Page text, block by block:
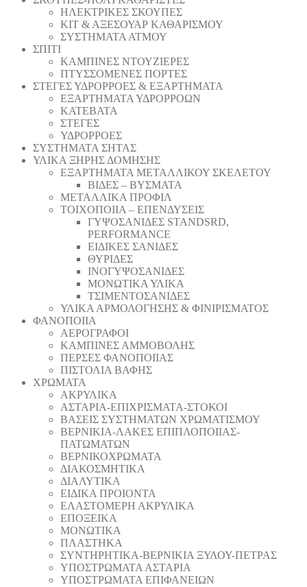
ΗΛΕΚΤΡΙΚΕΣ ΣΚΟΥΠΕΣ
ΚΙΤ & ΑΞΕΣΟΥΑΡ ΚΑΘΑΡΙΣΜΟΥ
ΣΥΣΤΗΜΑΤΑ ΑΤΜΟΥ
ΣΠΙΤΙ
ΚΑΜΠΙΝΕΣ ΝΤΟΥΖΙΕΡΕΣ
ΠΤΥΣΣΟΜΕΝΕΣ ΠΟΡΤΕΣ
ΣΤΕΓΕΣ ΥΔΡΟΡΡΟΕΣ & ΕΞΑΡΤΗΜΑΤΑ
ΕΞΑΡΤΗΜΑΤΑ ΥΔΡΟΡΡΟΩΝ
ΚΑΤΕΒΑΤΑ
ΣΤΕΓΕΣ
ΥΔΡΟΡΡΟΕΣ
ΣΥΣΤΗΜΑΤΑ ΣΗΤΑΣ
ΥΛΙΚΑ ΞΗΡΗΣ ΔΟΜΗΣΗΣ
ΕΞΑΡΤΗΜΑΤΑ ΜΕΤΑΛΛΙΚΟΥ ΣΚΕΛΕΤΟΥ
ΒΙΔΕΣ – ΒΥΣΜΑΤΑ
ΜΕΤΑΛΛΙΚΑ ΠΡΟΦΙΛ
ΤΟΙΧΟΠΟΙΙΑ – ΕΠΕΝΔΥΣΕΙΣ
ΓΥΨΟΣΑΝΙΔΕΣ STANDSRD,
PERFORMANCE
ΕΙΔΙΚΕΣ ΣΑΝΙΔΕΣ
ΘΥΡΙΔΕΣ
ΙΝΟΓΥΨΟΣΑΝΙΔΕΣ
ΜΟΝΩΤΙΚΑ ΥΛΙΚΑ
ΤΣΙΜΕΝΤΟΣΑΝΙΔΕΣ
ΥΛΙΚΑ ΑΡΜΟΛΟΓΗΣΗΣ & ΦΙΝΙΡΙΣΜΑΤΟΣ
ΦΑΝΟΠΟΙΙΑ
ΑΕΡΟΓΡΑΦΟΙ
ΚΑΜΠΙΝΕΣ ΑΜΜΟΒΟΛΗΣ
ΠΕΡΣΕΣ ΦΑΝΟΠΟΙΙΑΣ
ΠΙΣΤΟΛΙΑ ΒΑΦΗΣ
ΧΡΩΜΑΤΑ
ΑΚΡΥΛΙΚΑ
ΑΣΤΑΡΙΑ-ΕΠΙΧΡΙΣΜΑΤΑ-ΣΤΟΚΟΙ
ΒΑΣΕΙΣ ΣΥΣΤΗΜΑΤΩΝ ΧΡΩΜΑΤΙΣΜΟΥ
ΒΕΡΝΙΚΙΑ-ΛΑΚΕΣ ΕΠΙΠΛΟΠΟΙΙΑΣ-
ΠΑΤΩΜΑΤΩΝ
ΒΕΡΝΙΚΟΧΡΩΜΑΤΑ
ΔΙΑΚΟΣΜΗΤΙΚΑ
ΔΙΑΛΥΤΙΚΑ
ΕΙΔΙΚΑ ΠΡΟΙΟΝΤΑ
ΕΛΑΣΤΟΜΕΡΗ ΑΚΡΥΛΙΚΑ
ΕΠΟΞΕΙΚΑ
ΜΟΝΩΤΙΚΑ
ΠΛΑΣΤΗΚΑ
ΣΥΝΤΗΡΗΤΙΚΑ-ΒΕΡΝΙΚΙΑ ΞΥΛΟΥ-ΠΕΤΡΑΣ
ΥΠΟΣΤΡΩΜΑΤΑ ΑΣΤΑΡΙΑ
ΥΠΟΣΤΡΩΜΑΤΑ ΕΠΙΦΑΝΕΙΩΝ